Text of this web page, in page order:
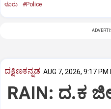
ಳೂರು
#Police
ದಕ್ಷಿಣಕನ್ನಡ AUG 7, 2026, 9:17 PM
RAIN: ದ.ಕ